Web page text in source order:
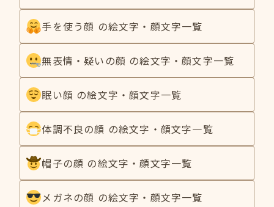
手を使う顔 の絵文字・顔文字一覧
無表情・疑いの顔 の絵文字・顔文字一覧
眠い顔 の絵文字・顔文字一覧
体調不良の顔 の絵文字・顔文字一覧
帽子の顔 の絵文字・顔文字一覧
メガネの顔 の絵文字・顔文字一覧